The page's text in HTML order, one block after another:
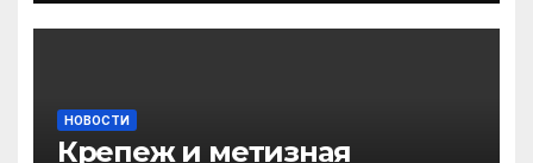
НОВОСТИ
Крепеж и метизная